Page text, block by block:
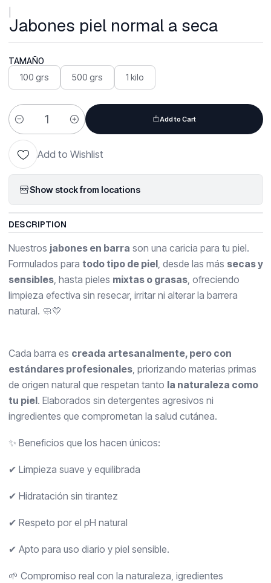
Jabones piel normal a seca
TAMAÑO
100 grs 500 grs 1 kilo
Quantity
Add to Cart
Add to Wishlist
Show stock from locations
DESCRIPTION
Nuestros jabones en barra son una caricia para tu piel.
Formulados para todo tipo de piel, desde las más secas y
sensibles, hasta pieles mixtas o grasas, ofreciendo
limpieza efectiva sin resecar, irritar ni alterar la barrera
natural. 🧼💛
Cada barra es creada artesanalmente, pero con
estándares profesionales, priorizando materias primas
de origen natural que respetan tanto la naturaleza como
tu piel. Elaborados sin detergentes agresivos ni
ingredientes que comprometan la salud cutánea.
✨ Beneficios que los hacen únicos:
✔ Limpieza suave y equilibrada
✔ Hidratación sin tirantez
✔ Respeto por el pH natural
✔ Apto para uso diario y piel sensible.
🌱 Compromiso real con la naturaleza, igredientes